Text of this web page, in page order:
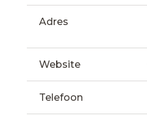
Adres
Website
Telefoon